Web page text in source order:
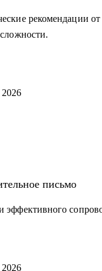
рекомендации
2026
письмо
2026